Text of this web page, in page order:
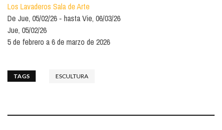
Los Lavaderos Sala de Arte
De Jue, 05/02/26 hastaVie, 06/03/26
Jue, 05/02/26
5 de febrero a 6 de marzo de 2026
TAGS ESCULTURA